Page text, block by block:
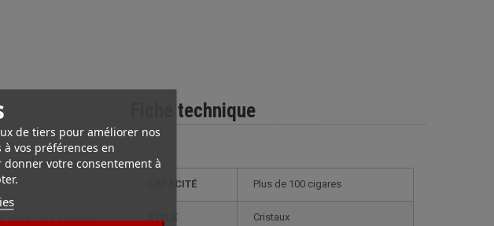
de tiers pour améliorer nos
vos préférences en
votre consentement à
Fiche technique
CAPACITÉ plus de 100 cigares
STYLE cristaux
simple grâce à sa
votre cave à cigares.